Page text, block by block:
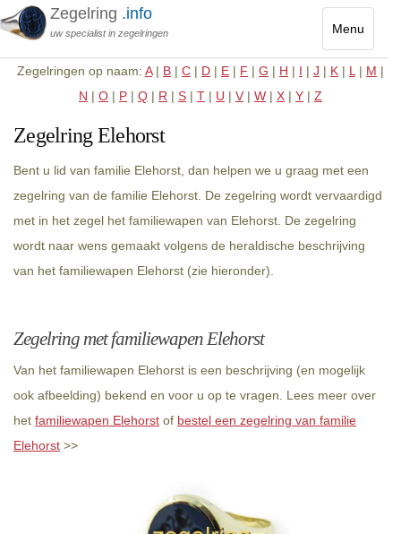
Menu
Toggle
Zegelring .info
uw specialist in zegelringen
Zegelringen op naam: A| B | C | D | E | F | G | H | I | J | K | L | M |
N | O | P | Q | R | S | T | U | V | W | X | Y | Z
Zegelring Elehorst
Bent u lid van familie Elehorst, dan helpen we u graag met een
zegelring van de familie Elehorst. De zegelring wordt vervaardigd
met in het zegel het familiewapen van Elehorst. De zegelring
wordt naar wens gemaakt volgens de heraldische beschrijving
van het familiewapen Elehorst (zie hieronder).
Zegelring met familiewapen Elehorst
Van het familiewapen Elehorst is een beschrijving (en mogelijk
ook afbeelding) bekend en voor u op te vragen. Lees meer over
het familiewapen Elehorst of bestel een zegelring van familie
Elehorst >>